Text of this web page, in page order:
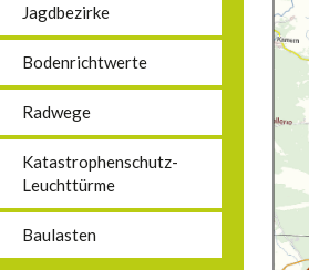
Jagdbezirke
Bodenrichtwerte
Radwege
Katastrophenschutz-
Leuchttürme
Baulasten